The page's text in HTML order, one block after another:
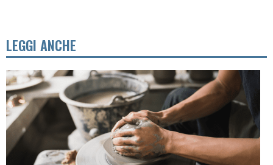
LEGGI ANCHE